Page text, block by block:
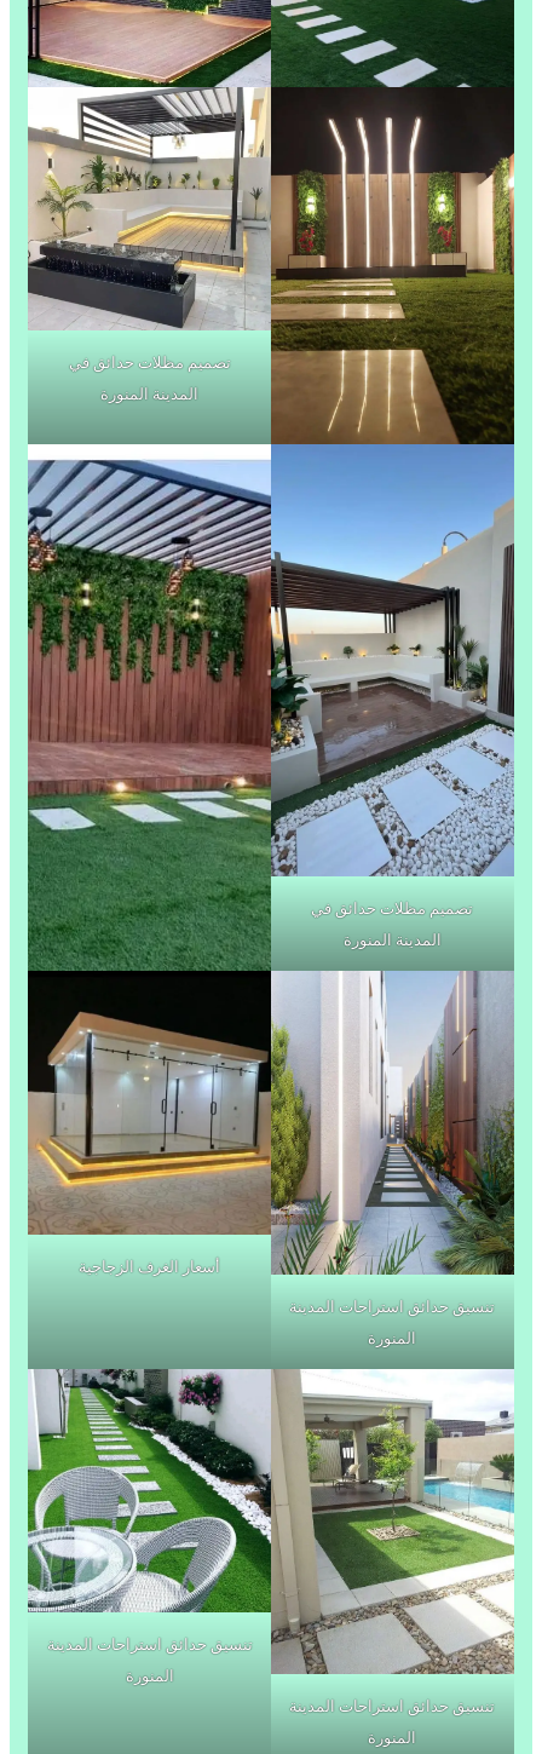
تصميم مظلات حدائق في
المدينة المنورة
تصميم مظلات حدائق في
المدينة المنورة
تنسيق حدائق استراحات المدينة
المنورة
أسعار الغرف الزجاجية
تنسيق حدائق استراحات المدينة
المنورة
تنسيق حدائق استراحات المدينة
المنورة